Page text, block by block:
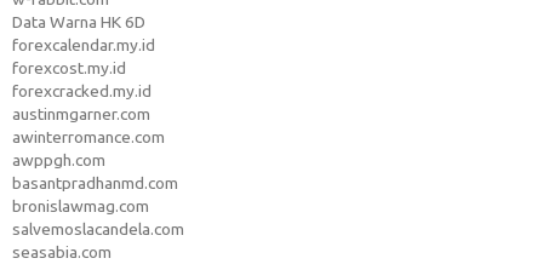
Data Warna HK 6D
forexcalendar.my.id
forexcost.my.id
forexcracked.my.id
austinmgarner.com
awinterromance.com
awppgh.com
basantpradhanmd.com
bronislawmag.com
salvemoslacandela.com
seasabia.com